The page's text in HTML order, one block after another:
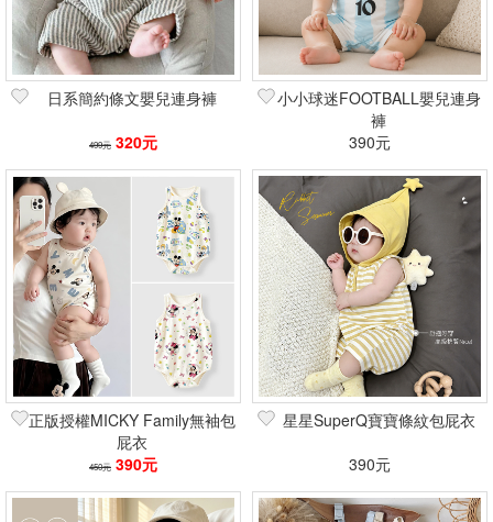
日系簡約條文嬰兒連身褲
499元 320元
小小球迷FOOTBALL嬰兒連身
褲
390元
正版授權MICKY Family無袖包
屁衣
450元 390元
星星SuperQ寶寶條紋包屁衣
390元